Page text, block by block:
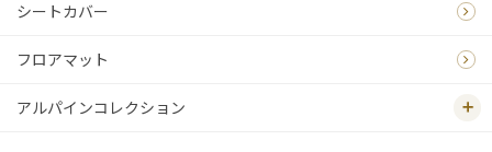
シートカバー
フロアマット
アルパインコレクション